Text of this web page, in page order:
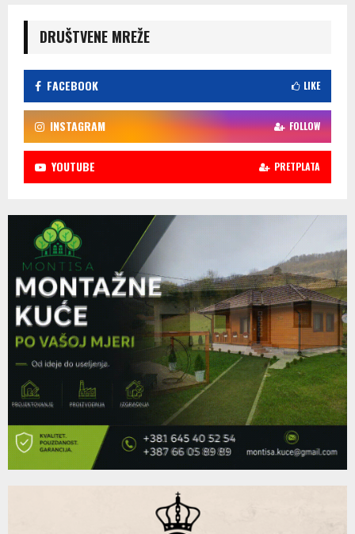
DRUŠTVENE MREŽE
FACEBOOK LIKE
INSTAGRAM FOLLOW
YOUTUBE PRETPLATA